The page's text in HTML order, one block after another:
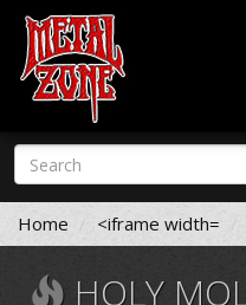
Skip
main
content
Search
form
Search
Home <iframe width=
‎HOLY